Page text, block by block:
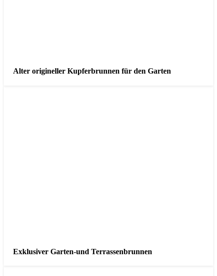
Alter origineller Kupferbrunnen für den Garten
Exklusiver Garten-und Terrassenbrunnen